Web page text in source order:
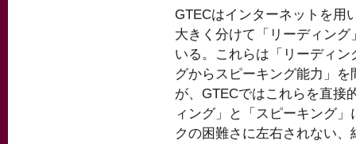
GTECはインターネットを用
大きく分けて「リーディン
いる。これらは「リーディ
グからスピーキング能力」
が、GTECではこれらを直接
ィング」と「スピーキング
クの困難さに左右されない